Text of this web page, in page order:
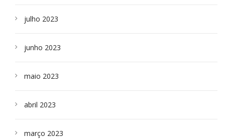
julho 2023
junho 2023
maio 2023
abril 2023
março 2023